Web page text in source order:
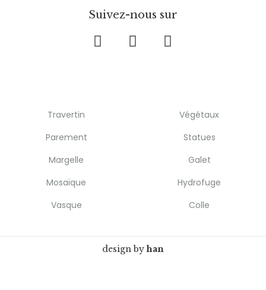
Suivez-nous sur
Travertin
Parement
Margelle
Mosaïque
Vasque
Végétaux
Statues
Galet
Hydrofuge
Colle
design byhan